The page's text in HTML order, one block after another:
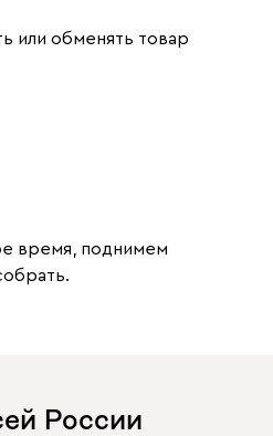
или обменять товар
время, поднимем
России